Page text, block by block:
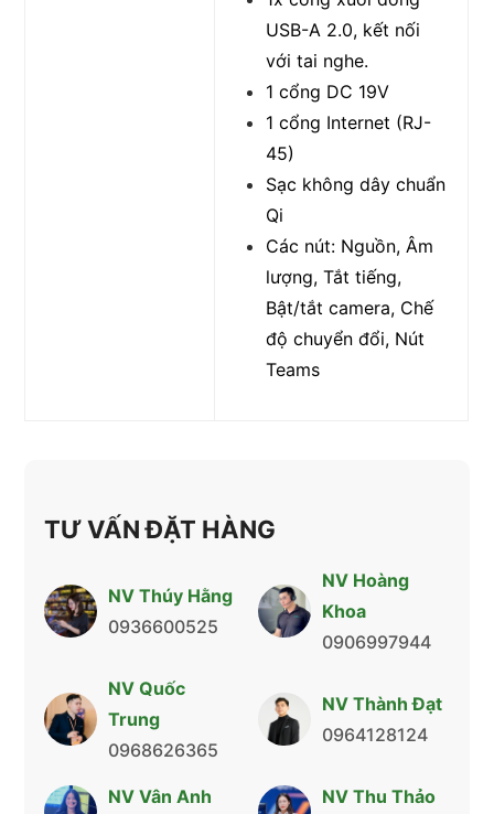
USB-A 2.0, kết nối
với tai nghe.
1 cổng DC 19V
1 cổng Internet (RJ-
45)
Sạc không dây chuẩn
Qi
Các nút: Nguồn, Âm
lượng, Tắt tiếng,
Bật/tắt camera, Chế
độ chuyển đổi, Nút
Teams
TƯ VẤN ĐẶT HÀNG
NV Thúy Hằng
0936600525
NV Hoàng
Khoa
0906997944
NV Quốc
Trung
0968626365
NV Thành Đạt
0964128124
NV Vân Anh
NV Thu Thảo